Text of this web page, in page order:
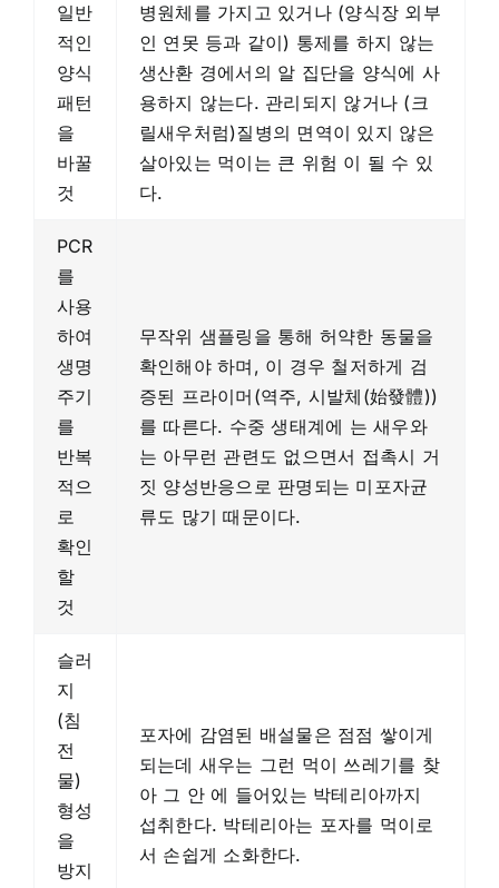
일반
적인
양식
패턴
을
바꿀
것
병원체를 가지고 있거나 (양식장 외부
인 연못 등과 같이) 통제를 하지 않는
생산환 경에서의 알 집단을 양식에 사
용하지 않는다. 관리되지 않거나 (크
릴새우처럼)질병의 면역이 있지 않은
살아있는 먹이는 큰 위험 이 될 수 있
다.
PCR
를
사용
하여
생명
주기
를
반복
적으
로
확인
할
것
무작위 샘플링을 통해 허약한 동물을
확인해야 하며, 이 경우 철저하게 검
증된 프라이머(역주, 시발체(始發體))
를 따른다. 수중 생태계에 는 새우와
는 아무런 관련도 없으면서 접촉시 거
짓 양성반응으로 판명되는 미포자균
류도 많기 때문이다.
슬러
지
(침
전
물)
형성
을
방지
포자에 감염된 배설물은 점점 쌓이게
되는데 새우는 그런 먹이 쓰레기를 찾
아 그 안 에 들어있는 박테리아까지
섭취한다. 박테리아는 포자를 먹이로
서 손쉽게 소화한다.